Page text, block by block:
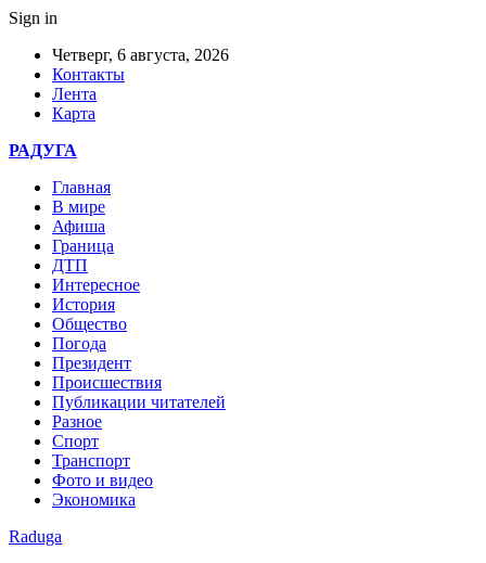
Sign in
Четверг, 6 августа, 2026
Контакты
Лента
Карта
РАДУГА
Главная
В мире
Афиша
Граница
ДТП
Интересное
История
Общество
Погода
Президент
Происшествия
Публикации читателей
Разное
Спорт
Транспорт
Фото и видео
Экономика
Raduga